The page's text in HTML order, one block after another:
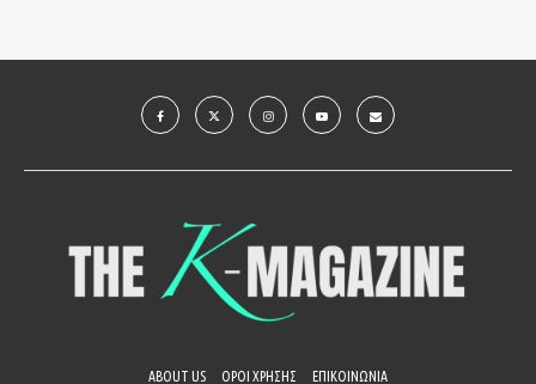
ABOUT US ΟΡΟΙ ΧΡΗΣΗΣ ΕΠΙΚΟΙΝΩΝΙΑ